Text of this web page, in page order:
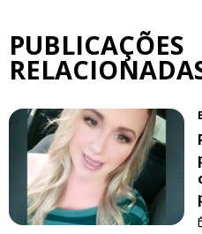
PUBLICAÇÕES